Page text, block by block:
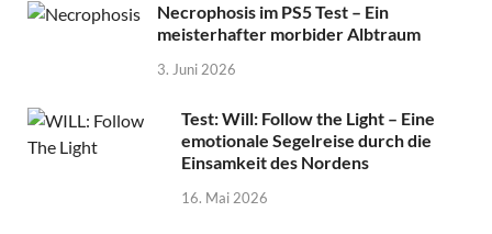
Necrophosis im PS5 Test – Ein
meisterhafter morbider Albtraum
3. Juni 2026
Test: Will: Follow the Light – Eine
emotionale Segelreise durch die
Einsamkeit des Nordens
16. Mai 2026